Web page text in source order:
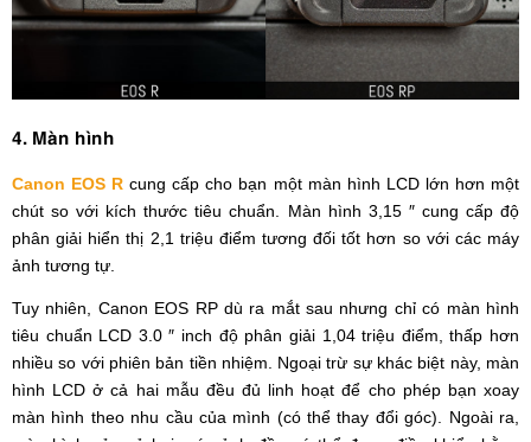
4. Màn hình
Canon EOS R cung cấp cho bạn một màn hình LCD lớn hơn một
chút so với kích thước tiêu chuẩn. Màn hình 3,15 ″ cung cấp độ
phân giải hiển thị 2,1 triệu điểm tương đối tốt hơn so với các máy
ảnh tương tự.
Tuy nhiên, Canon EOS RP dù ra mắt sau nhưng chỉ có màn hình
tiêu chuẩn LCD 3.0 ″ inch độ phân giải 1,04 triệu điểm, thấp hơn
nhiều so với phiên bản tiền nhiệm. Ngoại trừ sự khác biệt này, màn
hình LCD ở cả hai mẫu đều đủ linh hoạt để cho phép bạn xoay
màn hình theo nhu cầu của mình (có thể thay đổi góc). Ngoài ra,